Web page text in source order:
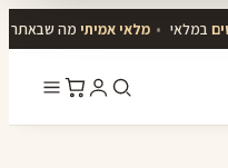
במלאי • מלאי אמיתי מה שבאתר